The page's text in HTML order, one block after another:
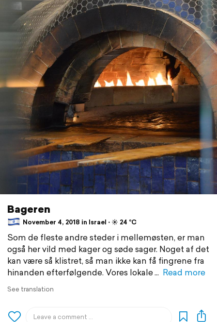
Bageren
November 4, 2018 in Israel ⋅ ☀️ 24 °C
Som de fleste andre steder i mellemøsten, er man
også her vild med kager og søde sager. Noget af det
kan være så klistret, så man ikke kan få fingrene fra
hinanden efterfølgende. Vores lokale
Read more
See translation